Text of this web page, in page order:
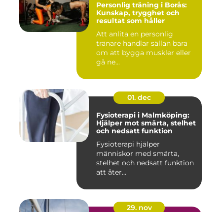
Personlig träning i Borås:
Kunskap, trygghet och
resultat som håller
Att anlita en personlig
tränare handlar sällan bara
om att bygga muskler eller
gå ne...
01. dec
Fysioterapi i Malmköping:
Hjälper mot smärta, stelhet
och nedsatt funktion
Fysioterapi hjälper
människor med smärta,
stelhet och nedsatt funktion
att åter...
29. nov